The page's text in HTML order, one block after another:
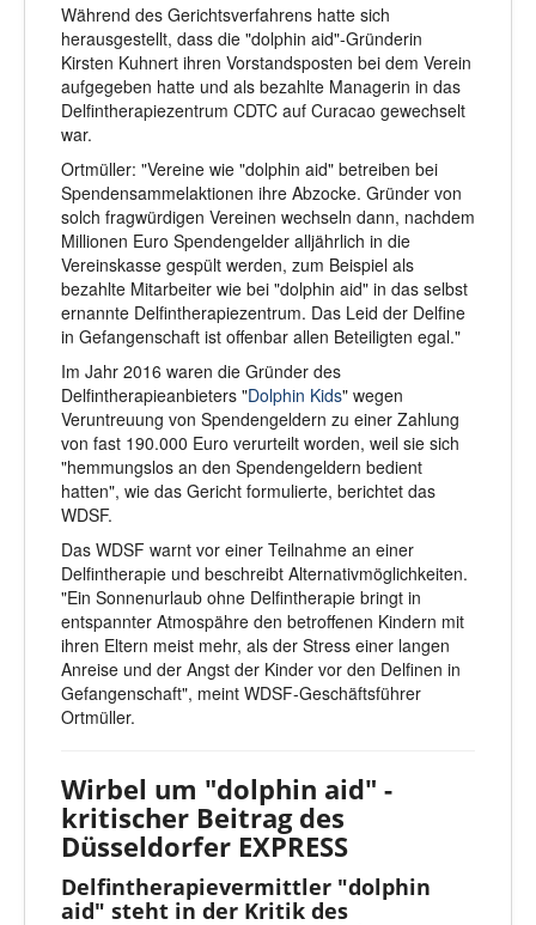
Während des Gerichtsverfahrens hatte sich
herausgestellt, dass die "dolphin aid"-Gründerin
Kirsten Kuhnert ihren Vorstandsposten bei dem Verein
aufgegeben hatte und als bezahlte Managerin in das
Delfintherapiezentrum CDTC auf Curacao gewechselt
war.
Ortmüller: "Vereine wie "dolphin aid" betreiben bei
Spendensammelaktionen ihre Abzocke. Gründer von
solch fragwürdigen Vereinen wechseln dann, nachdem
Millionen Euro Spendengelder alljährlich in die
Vereinskasse gespült werden, zum Beispiel als
bezahlte Mitarbeiter wie bei "dolphin aid" in das selbst
ernannte Delfintherapiezentrum. Das Leid der Delfine
in Gefangenschaft ist offenbar allen Beteiligten egal."
Im Jahr 2016 waren die Gründer des
Delfintherapieanbieters "Dolphin Kids" wegen
Veruntreuung von Spendengeldern zu einer Zahlung
von fast 190.000 Euro verurteilt worden, weil sie sich
"hemmungslos an den Spendengeldern bedient
hatten", wie das Gericht formulierte, berichtet das
WDSF.
Das WDSF warnt vor einer Teilnahme an einer
Delfintherapie und beschreibt Alternativmöglichkeiten.
"Ein Sonnenurlaub ohne Delfintherapie bringt in
entspannter Atmospähre den betroffenen Kindern mit
ihren Eltern meist mehr, als der Stress einer langen
Anreise und der Angst der Kinder vor den Delfinen in
Gefangenschaft", meint WDSF-Geschäftsführer
Ortmüller.
Wirbel um "dolphin aid" -
kritischer Beitrag des
Düsseldorfer EXPRESS
Delfintherapievermittler "dolphin
aid" steht in der Kritik des